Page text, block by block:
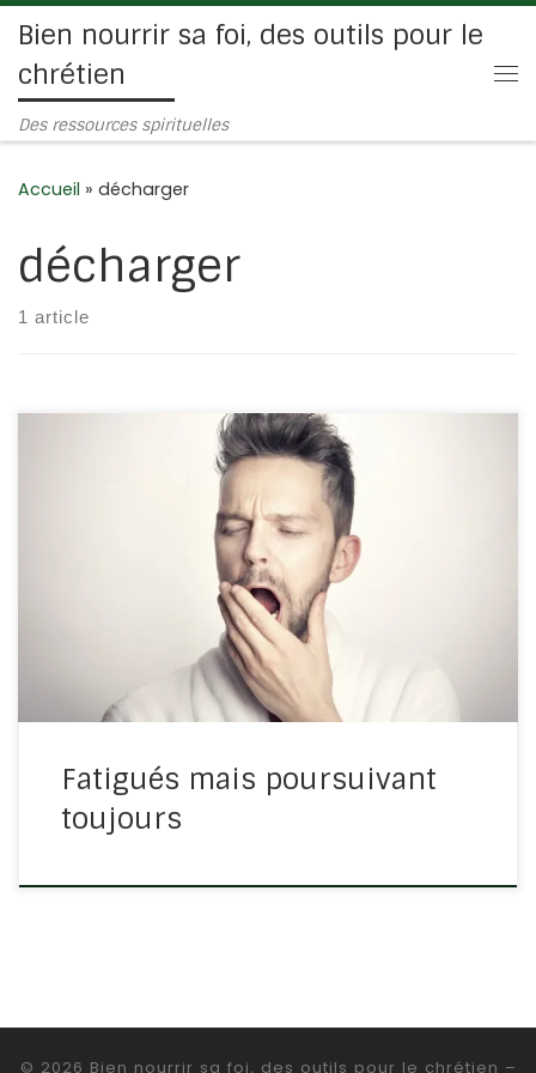
Passer au contenu
Bien nourrir sa foi, des outils pour le
chrétien
Des ressources spirituelles
Accueil » décharger
décharger
1 article
Juges 8/4 : « Gédéon arriva au Jourdain, et il le passa,
lui et les trois cents hommes qui étaient avec lui,
fatigués, mais poursuivant toujours » Dieu a donné
Madian entre les mains de Gédéon et […]
Fatigués mais poursuivant
toujours
© 2026 Bien nourrir sa foi, des outils pour le chrétien –